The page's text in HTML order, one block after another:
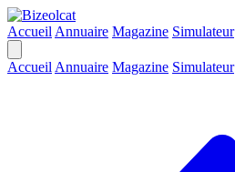
Accueil Annuaire Magazine Simulateur
Accueil Annuaire Magazine Simulateur